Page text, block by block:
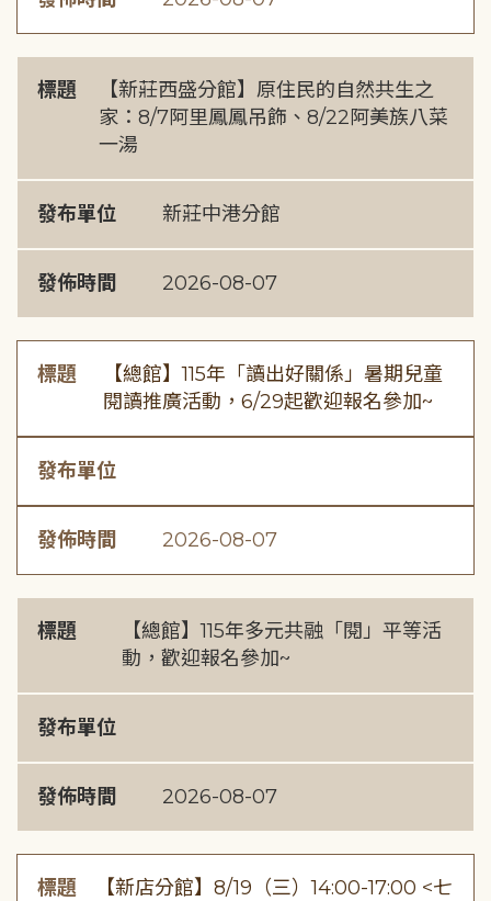
標題
【新莊西盛分館】原住民的自然共生之
家：8/7阿里鳳鳳吊飾、8/22阿美族八菜
一湯
發布單位 新莊中港分館
發佈時間 2026-08-07
標題
【總館】115年「讀出好關係」暑期兒童
閱讀推廣活動，6/29起歡迎報名參加~
發布單位
發佈時間 2026-08-07
標題
【總館】115年多元共融「閱」平等活
動，歡迎報名參加~
發布單位
發佈時間 2026-08-07
標題
【新店分館】8/19（三）14:00-17:00 <七